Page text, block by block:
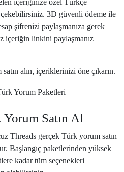
3D güvenli ödeme ile
şifrenizi paylaşmanıza gerek
içeriğin linkini paylaşmanız
alın, içeriklerinizi öne çıkarın.
Satın Al
Threads gerçek Türk yorum satın
Başlangıç paketlerinden yüksek
kadar tüm seçenekleri